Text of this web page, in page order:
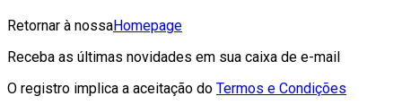
Retornar à nossaHomepage
Receba as últimas novidades em sua caixa de e-mail
O registro implica a aceitação do Termos e Condições